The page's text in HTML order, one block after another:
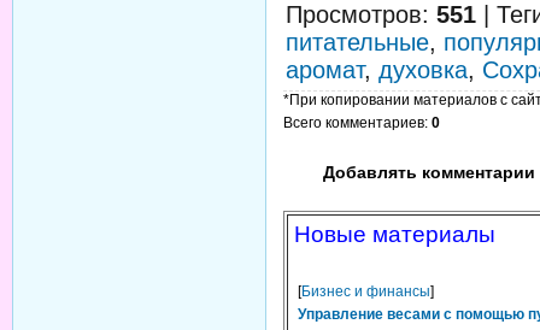
Просмотров: 551
питательные,
аромат, духовка,
*При копировании материалов с
Всего комментариев: 0
Добавлять комментарии
Новые материалы
[Бизнес и финансы]
Управление весами с помощью